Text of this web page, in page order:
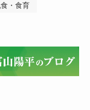
・食育